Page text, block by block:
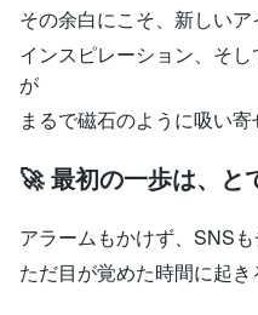
その余白にこそ、新しいア
インスピレーション、そ
が
まるで磁石のように吸い寄
🚀 最初の一歩は、と
アラームもかけず、SNS
ただ目が覚めた時間に起き